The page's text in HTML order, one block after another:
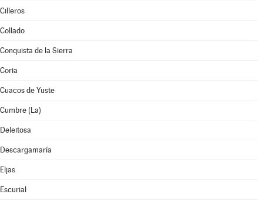
Cilleros
Collado
Conquista de la Sierra
Coria
Cuacos de Yuste
Cumbre (La)
Deleitosa
Descargamaría
Eljas
Escurial